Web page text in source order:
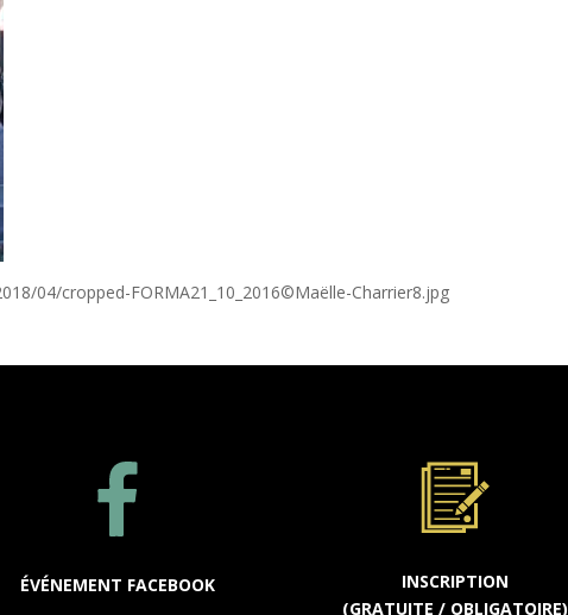
04/cropped-FORMA21_10_2016©Maëlle-Charrier8.jpg
ÉVÉNEMENT FACEBOOK
INSCRIPTION
(GRATUITE / OBLIGATOIRE)